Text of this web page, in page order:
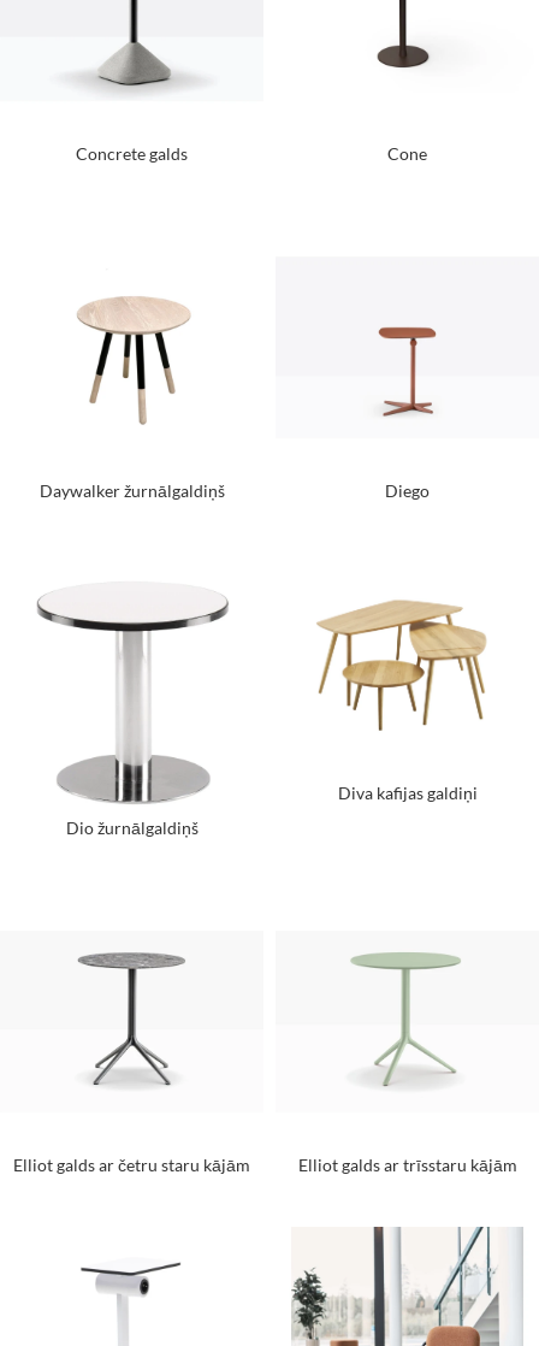
Concrete galds Cone
Daywalker žurnālgaldiņš Diego
Dio žurnālgaldiņš
Diva kafijas galdiņi
Elliot galds ar četru staru kājām Elliot galds ar trīsstaru kājām